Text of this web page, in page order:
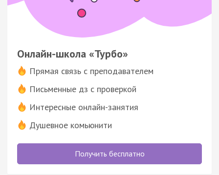
Онлайн-школа «Турбо»
Прямая связь с преподавателем
Письменные дз с проверкой
Интересные онлайн-занятия
Душевное комьюнити
Получить бесплатно